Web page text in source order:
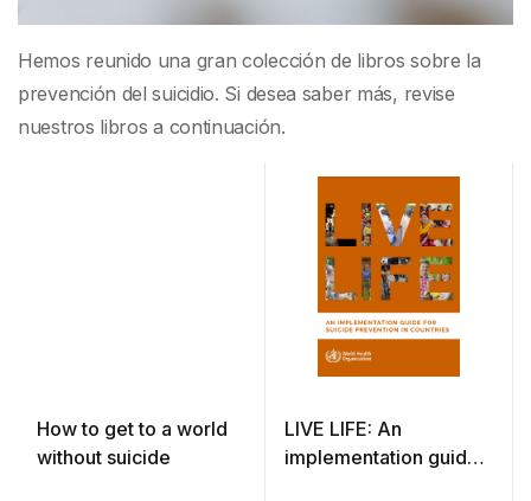
Hemos reunido una gran colección de libros sobre la
prevención del suicidio. Si desea saber más, revise
nuestros libros a continuación.
How to get to a world
without suicide
LIVE LIFE: An
implementation guide